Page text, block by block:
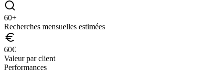
60+
Recherches mensuelles estimées
60€
Valeur par client
Performances